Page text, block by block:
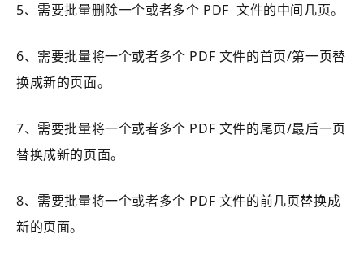
5、需要批量删除一个或者多个 PDF 文件的中间几页。
6、需要批量将一个或者多个 PDF 文件的首页/第一页替
换成新的页面。
7、需要批量将一个或者多个 PDF 文件的尾页/最后一页
替换成新的页面。
8、需要批量将一个或者多个 PDF 文件的前几页替换成
新的页面。